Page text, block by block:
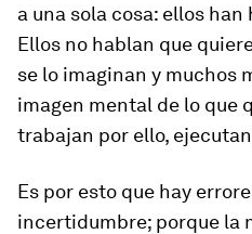
a una sola cosa: ellos
Ellos no hablan que
se lo imaginan y muchos
imagen mental de lo que
trabajan por ello,
Es por esto que hay
incertidumbre; porque la